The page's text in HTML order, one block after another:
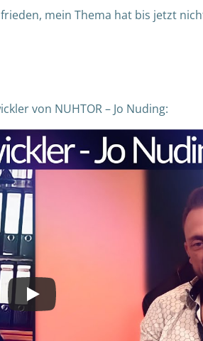
mein Thema hat bis jetzt
von NUHTOR – Jo Nuding: